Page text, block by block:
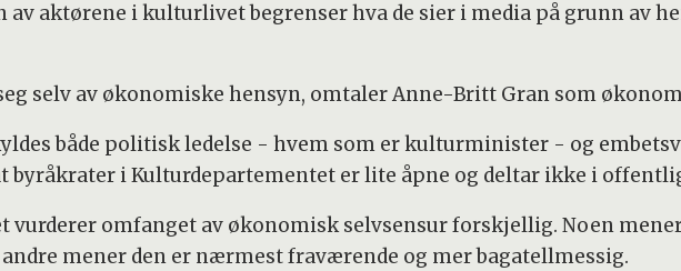
av aktørene i kulturlivet begrenser hva de sier i media på grunn av
selv av økonomiske hensyn, omtaler Anne-Britt Gran som
både politisk ledelse - hvem som er kulturminister - og
byråkrater i Kulturdepartementet er lite åpne og deltar ikke i
vurderer omfanget av økonomisk selvsensur forskjellig. Noen
mener den er nærmest fraværende og mer bagatellmessig.